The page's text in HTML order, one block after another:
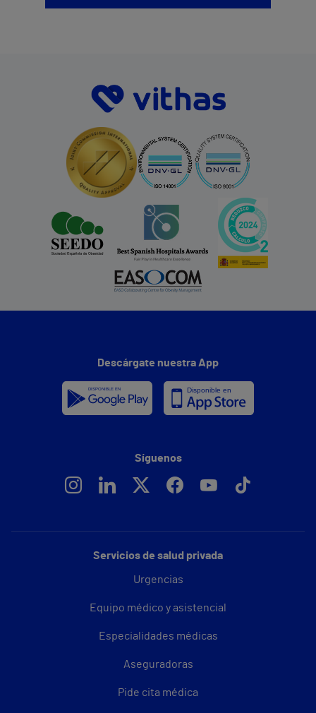
Servicios de salud privada
Urgencias
Equipo médico y asistencial
Especialidades médicas
Aseguradoras
Pide cita médica
Descárgate nuestra App
Síguenos